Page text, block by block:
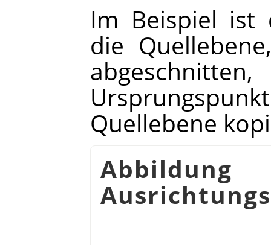
Im Beispiel ist
die
Quellebene